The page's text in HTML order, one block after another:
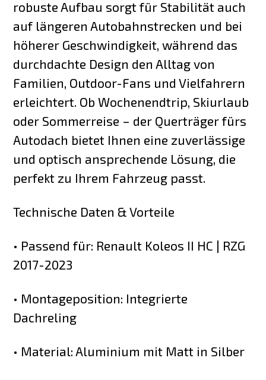
robuste Aufbau sorgt für Stabilität auch
auf längeren Autobahnstrecken und bei
höherer Geschwindigkeit, während das
durchdachte Design den Alltag von
Familien, Outdoor-Fans und Vielfahrern
erleichtert. Ob Wochenendtrip, Skiurlaub
oder Sommerreise – der Querträger fürs
Autodach bietet Ihnen eine zuverlässige
und optisch ansprechende Lösung, die
perfekt zu Ihrem Fahrzeug passt.
Technische Daten & Vorteile
• Passend für: Renault Koleos II HC | RZG
2017-2023
• Montageposition: Integrierte
Dachreling
• Material: Aluminium mit Matt in Silber